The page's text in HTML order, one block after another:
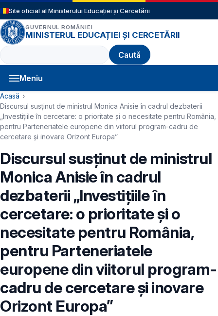
Sari la conținutul principal
Site oficial al Ministerului Educației și Cercetării
GUVERNUL ROMÂNIEI
MINISTERUL EDUCAȚIEI ȘI CERCETĂRII
Caută
Meniu
Navigație principală
Cale de navigare
Acasă
Discursul susținut de ministrul Monica Anisie în cadrul dezbaterii
„Investițiile în cercetare: o prioritate și o necesitate pentru România,
pentru Parteneriatele europene din viitorul program-cadru de
cercetare și inovare Orizont Europa”
Discursul susținut de ministrul
Monica Anisie în cadrul
dezbaterii „Investițiile în
cercetare: o prioritate și o
necesitate pentru România,
pentru Parteneriatele
europene din viitorul program-
cadru de cercetare și inovare
Orizont Europa”